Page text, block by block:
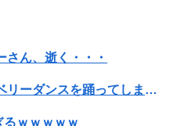
さん、逝く・・・
【動画】まんさん、半裸でベリーダンスを踊ってしまうｗｗｗｗｗｗｗｗｗ
るｗｗｗｗｗ